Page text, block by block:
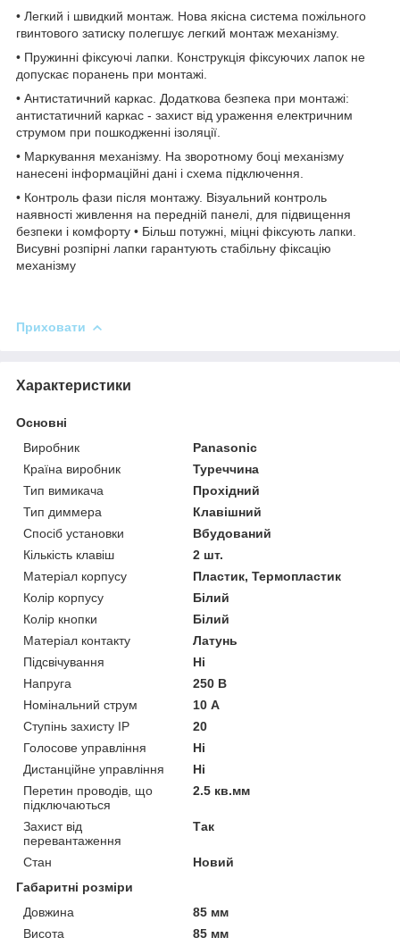
• Легкий і швидкий монтаж. Нова якісна система пожільного
гвинтового затиску полегшує легкий монтаж механізму.
• Пружинні фіксуючі лапки. Конструкція фіксуючих лапок не
допускає поранень при монтажі.
• Антистатичний каркас. Додаткова безпека при монтажі:
антистатичний каркас - захист від ураження електричним
струмом при пошкодженні ізоляції.
• Маркування механізму. На зворотному боці механізму
нанесені інформаційні дані і схема підключення.
• Контроль фази після монтажу. Візуальний контроль
наявності живлення на передній панелі, для підвищення
безпеки і комфорту • Більш потужні, міцні фіксують лапки.
Висувні розпірні лапки гарантують стабільну фіксацію
механізму
Приховати
Характеристики
Основні
Виробник
Panasonic
Країна виробник
Туреччина
Тип вимикача
Прохідний
Тип диммера
Клавішний
Спосіб установки
Вбудований
Кількість клавіш
2 шт.
Матеріал корпусу
Пластик, Термопластик
Колір корпусу
Білий
Колір кнопки
Білий
Матеріал контакту
Латунь
Підсвічування
Ні
Напруга
250 В
Номінальний струм
10 А
Ступінь захисту IP
20
Голосове управління
Ні
Дистанційне управління
Ні
Перетин проводів, що
підключаються
2.5 кв.мм
Захист від
перевантаження
Так
Стан
Новий
Габаритні розміри
Довжина
85 мм
Висота
85 мм